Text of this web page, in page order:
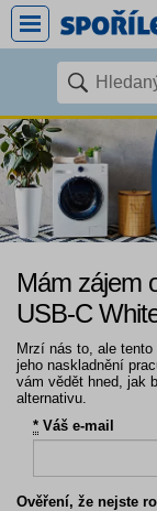
Mám zájem
USB-C
Mrzí nás to, ale
jeho naskladnění
vám vědět hned, jak
alternativu.
* Váš e-mail
Ověření, že nejste